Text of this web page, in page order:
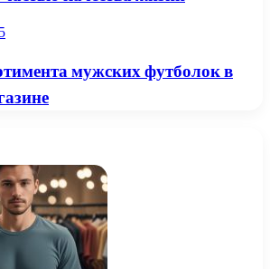
мужских футболок в